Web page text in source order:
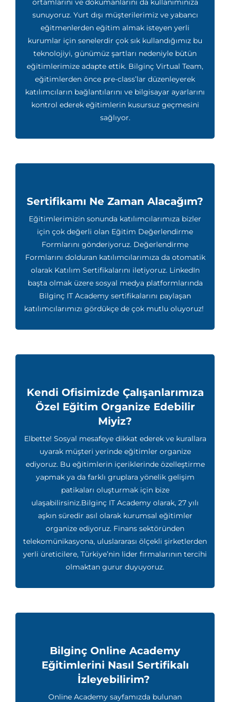
ortamlarını ve dokümanlarını da kullanımınıza
sunuyoruz. Yurt dışı müşterilerimiz ve yabancı
eğitmenlerden eğitim almak isteyen yerli
kurumlar için senelerdir çok sık kullandığımız bu
teknolojiyi, günümüz şartları nedeniyle bütün
eğitimlerimize adapte ettik. Bilginç Virtual Team,
eğitimlerden önce pre-class’lar düzenleyerek
katılımcıların bağlantılarını ve bilgisayar ayarlarını
kontrol ederek eğitimlerin kusursuz geçmesini
sağlıyor.
Sertifikamı Ne Zaman Alacağım?
Eğitimlerimizin sonunda katılımcılarımıza bizler
için çok değerli olan Eğitim Değerlendirme
Formlarını gönderiyoruz. Değerlendirme
Formlarını dolduran katılımcılarımıza da otomatik
olarak Katılım Sertifikalarını iletiyoruz. LinkedIn
başta olmak üzere sosyal medya platformlarında
Bilginç IT Academy sertifikalarını paylaşan
katılımcılarımızı gördükçe de çok mutlu oluyoruz!
Kendi Ofisimizde Çalışanlarımıza
Özel Eğitim Organize Edebilir
Miyiz?
Elbette! Sosyal mesafeye dikkat ederek ve kurallara
uyarak müşteri yerinde eğitimler organize
ediyoruz. Bu eğitimlerin içeriklerinde özelleştirme
yapmak ya da farklı gruplara yönelik gelişim
patikaları oluşturmak için bize
ulaşabilirsiniz.Bilginç IT Academy olarak, 27 yılı
aşkın süredir asıl olarak kurumsal eğitimler
organize ediyoruz. Finans sektöründen
telekomünikasyona, uluslararası ölçekli şirketlerden
yerli üreticilere, Türkiye’nin lider firmalarının tercihi
olmaktan gurur duyuyoruz.
Bilginç Online Academy
Eğitimlerini Nasıl Sertifikalı
İzleyebilirim?
Online Academy sayfamızda bulunan